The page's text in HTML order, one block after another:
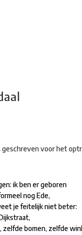
geschreven voor het
ik ben er geboren
nog Ede,
je feitelijk niet beter:
bomen, zelfde